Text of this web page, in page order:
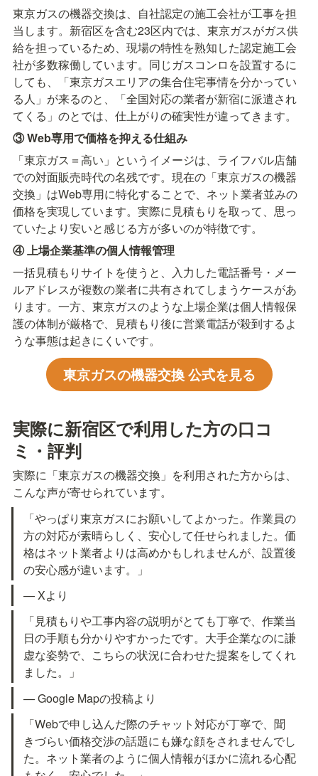
東京ガスの機器交換は、自社認定の施工会社が工事を担
当します。新宿区を含む23区内では、東京ガスがガス供
給を担っているため、現場の特性を熟知した認定施工会
社が多数稼働しています。同じガスコンロを設置するに
しても、「東京ガスエリアの集合住宅事情を分かってい
る人」が来るのと、「全国対応の業者が新宿に派遣され
てくる」のとでは、仕上がりの確実性が違ってきます。
③ Web専用で価格を抑える仕組み
「東京ガス＝高い」というイメージは、ライフバル店舗
での対面販売時代の名残です。現在の「東京ガスの機器
交換」はWeb専用に特化することで、ネット業者並みの
価格を実現しています。実際に見積もりを取って、思っ
ていたより安いと感じる方が多いのが特徴です。
④ 上場企業基準の個人情報管理
一括見積もりサイトを使うと、入力した電話番号・メー
ルアドレスが複数の業者に共有されてしまうケースがあ
ります。一方、東京ガスのような上場企業は個人情報保
護の体制が厳格で、見積もり後に営業電話が殺到するよ
うな事態は起きにくいです。
東京ガスの機器交換 公式を見る
実際に新宿区で利用した方の口コ
ミ・評判
実際に「東京ガスの機器交換」を利用された方からは、
こんな声が寄せられています。
「やっぱり東京ガスにお願いしてよかった。作業員の
方の対応が素晴らしく、安心して任せられました。価
格はネット業者よりは高めかもしれませんが、設置後
の安心感が違います。」
— Xより
「見積もりや工事内容の説明がとても丁寧で、作業当
日の手順も分かりやすかったです。大手企業なのに謙
虚な姿勢で、こちらの状況に合わせた提案をしてくれ
ました。」
— Google Mapの投稿より
「Webで申し込んだ際のチャット対応が丁寧で、聞
きづらい価格交渉の話題にも嫌な顔をされませんでし
た。ネット業者のように個人情報がほかに流れる心配